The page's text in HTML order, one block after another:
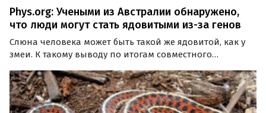
Phys.org: Учеными из Австралии обнаружено,
что люди могут стать ядовитыми из-за генов
Слюна человека может быть такой же ядовитой, как у
змеи. К такому выводу по итогам совместного
института науки и технологий и Австралийского
национального университета.